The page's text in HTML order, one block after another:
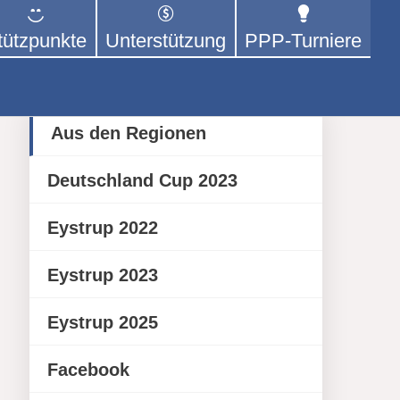
der sich – mit dem Mittel
kümmert.
Unterstützung PPP-Turniere
Aus den Regionen
Deutschland Cup 2023
Eystrup 2022
Eystrup 2023
Eystrup 2025
Facebook